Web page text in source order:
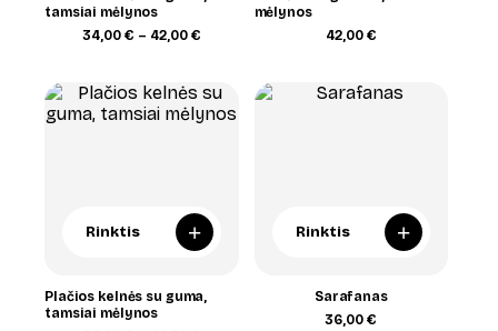
tamsiai mėlynos
34,00 € – 42,00 €Price
42,00 €
mėlynos
42,00 €
Rinktis +
Plačios kelnės su guma,
tamsiai mėlynos
Rinktis +
Sarafanas
36,00€